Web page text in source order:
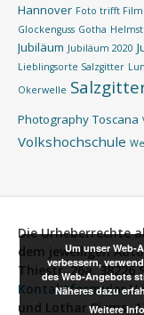
Hannover Foto trifft Film
Glockenguss Gotha
Jubiläum Jubiläum 2020
Lieblingsorte Salzgitter
Okerwelle
Photography Toscana
Volkshochschule
Die Urheberrechte
dem jeweiligen
Thiestr. 26a,
Kontaktformular
und Lothar Siems,
Um unser Web-
verbessern,
des Web-Angebots
Näheres dazu
Weitere